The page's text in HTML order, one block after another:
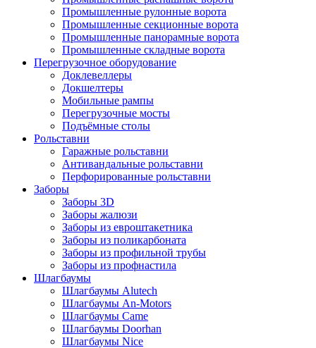
Промышленные рулонные ворота
Промышленные секционные ворота
Промышленные панорамные ворота
Промышленные складные ворота
Перегрузочное оборудование
Доклевеллеры
Докшелтеры
Мобильные рампы
Перегрузочные мосты
Подъёмные столы
Рольставни
Гаражные рольставни
Антивандальные рольставни
Перфорированные рольставни
Заборы
Заборы 3D
Заборы жалюзи
Заборы из евроштакетника
Заборы из поликарбоната
Заборы из профильной трубы
Заборы из профнастила
Шлагбаумы
Шлагбаумы Alutech
Шлагбаумы An-Motors
Шлагбаумы Came
Шлагбаумы Doorhan
Шлагбаумы Nice